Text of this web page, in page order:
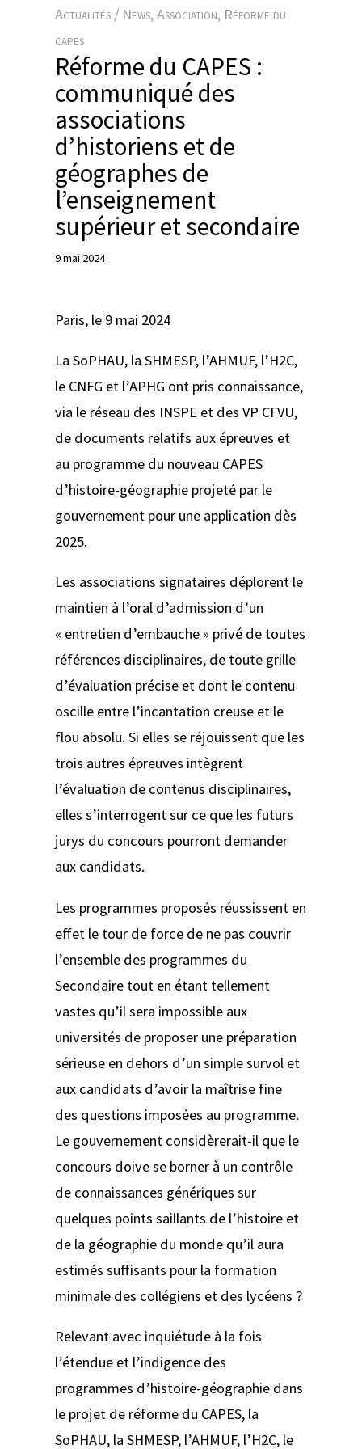
Actualités / News, Association, Réforme du
capes
Réforme du CAPES :
communiqué des
associations
d’historiens et de
géographes de
l’enseignement
supérieur et secondaire
9 mai 2024
Paris, le 9 mai 2024
La SoPHAU, la SHMESP, l’AHMUF, l’H2C,
le CNFG et l’APHG ont pris connaissance,
via le réseau des INSPE et des VP CFVU,
de documents relatifs aux épreuves et
au programme du nouveau CAPES
d’histoire-géographie projeté par le
gouvernement pour une application dès
2025.
Les associations signataires déplorent le
maintien à l’oral d’admission d’un
« entretien d’embauche » privé de toutes
références disciplinaires, de toute grille
d’évaluation précise et dont le contenu
oscille entre l’incantation creuse et le
flou absolu. Si elles se réjouissent que les
trois autres épreuves intègrent
l’évaluation de contenus disciplinaires,
elles s’interrogent sur ce que les futurs
jurys du concours pourront demander
aux candidats.
Les programmes proposés réussissent en
effet le tour de force de ne pas couvrir
l’ensemble des programmes du
Secondaire tout en étant tellement
vastes qu’il sera impossible aux
universités de proposer une préparation
sérieuse en dehors d’un simple survol et
aux candidats d’avoir la maîtrise fine
des questions imposées au programme.
Le gouvernement considèrerait-il que le
concours doive se borner à un contrôle
de connaissances génériques sur
quelques points saillants de l’histoire et
de la géographie du monde qu’il aura
estimés suffisants pour la formation
minimale des collégiens et des lycéens ?
Relevant avec inquiétude à la fois
l’étendue et l’indigence des
programmes d’histoire-géographie dans
le projet de réforme du CAPES, la
SoPHAU, la SHMESP, l’AHMUF, l’H2C, le